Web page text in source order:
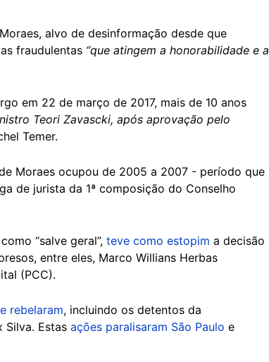
alvo de desinformação desde que
fraudulentas “que atingem a honorabilidade e a
em 22 de março de 2017, mais de 10 anos
Teori Zavascki, após aprovação pelo
Temer.
Moraes ocupou de 2005 a 2007 - período que
de jurista da 1ª composição do Conselho
“salve geral”, teve como estopim a decisão
entre eles, Marco Willians Herbas
(PCC).
rebelaram, incluindo os detentos da
Estas ações paralisaram São Paulo e